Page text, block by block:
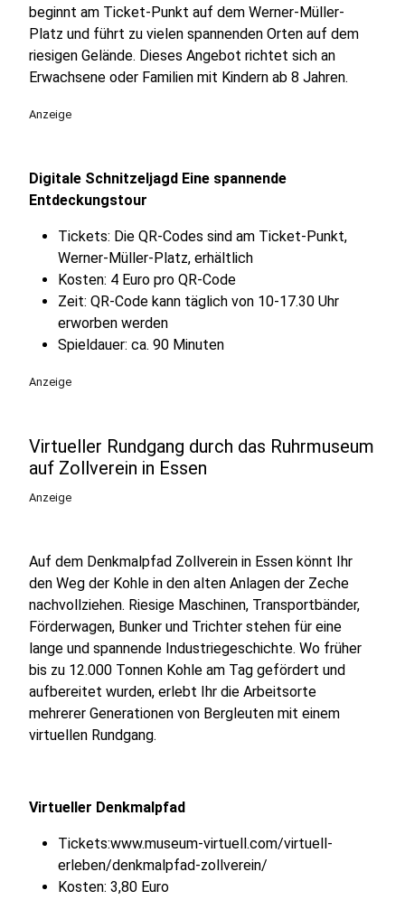
beginnt am Ticket-Punkt auf dem Werner-Müller-
Platz und führt zu vielen spannenden Orten auf dem
riesigen Gelände. Dieses Angebot richtet sich an
Erwachsene oder Familien mit Kindern ab 8 Jahren.
Anzeige
Digitale Schnitzeljagd Eine spannende
Entdeckungstour
Tickets: Die QR-Codes sind am Ticket-Punkt,
Werner-Müller-Platz, erhältlich
Kosten: 4 Euro pro QR-Code
Zeit: QR-Code kann täglich von 10-17.30 Uhr
erworben werden
Spieldauer: ca. 90 Minuten
Anzeige
Virtueller Rundgang durch das Ruhrmuseum
auf Zollverein in Essen
Anzeige
Auf dem Denkmalpfad Zollverein in Essen könnt Ihr
den Weg der Kohle in den alten Anlagen der Zeche
nachvollziehen. Riesige Maschinen, Transportbänder,
Förderwagen, Bunker und Trichter stehen für eine
lange und spannende Industriegeschichte. Wo früher
bis zu 12.000 Tonnen Kohle am Tag gefördert und
aufbereitet wurden, erlebt Ihr die Arbeitsorte
mehrerer Generationen von Bergleuten mit einem
virtuellen Rundgang.
Virtueller Denkmalpfad
Tickets:www.museum-virtuell.com/virtuell-
erleben/denkmalpfad-zollverein/
Kosten: 3,80 Euro